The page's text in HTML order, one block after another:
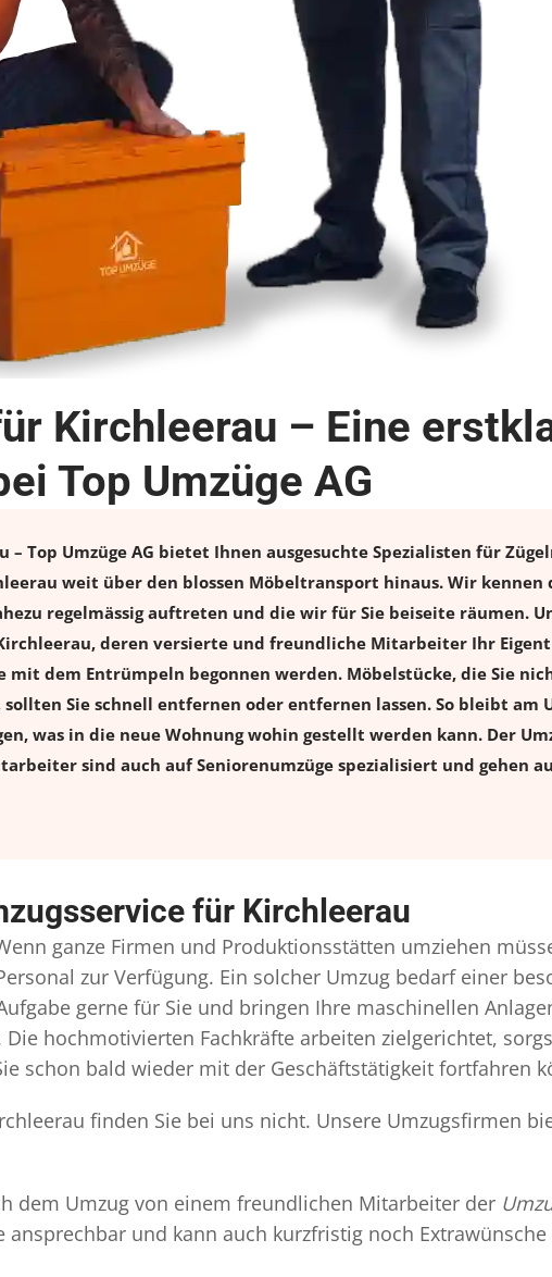
Kirchleerau – Eine
Top Umzüge AG
– Top Umzüge AG bietet Ihnen ausgesuchte Spezialisten für
weit über den blossen Möbeltransport hinaus. Wir
regelmässig auftreten und die wir für Sie beiseite räumen.
deren versierte und freundliche Mitarbeiter Ihr
mit dem Entrümpeln begonnen werden. Möbelstücke, die Sie
Sie schnell entfernen oder entfernen lassen. So bleibt am
was in die neue Wohnung wohin gestellt werden kann. Der
sind auch auf Seniorenumzüge spezialisiert und gehen
für Kirchleerau
ganze Firmen und Produktionsstätten umziehen
zur Verfügung. Ein solcher Umzug bedarf einer
gerne für Sie und bringen Ihre maschinellen
hochmotivierten Fachkräfte arbeiten zielgerichtet,
schon bald wieder mit der Geschäftstätigkeit fortfahren
finden Sie bei uns nicht. Unsere Umzugsfirmen
dem Umzug von einem freundlichen Mitarbeiter der
ansprechbar und kann auch kurzfristig noch